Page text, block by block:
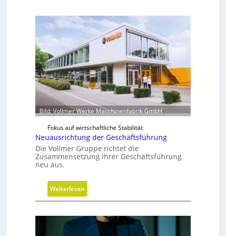
Bild: Vollmer Werke Maschinenfabrik GmbH
Fokus auf wirtschaftliche Stabilität
Neuausrichtung der Geschäftsführung
Die Vollmer Gruppe richtet die
Zusammensetzung ihrer Geschäftsführung
neu aus.
Weiterlesen:
N
a